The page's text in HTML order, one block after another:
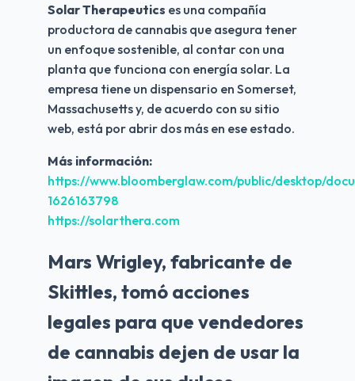
Solar Therapeutics es una compañía
productora de cannabis que asegura tener
un enfoque sostenible, al contar con una
planta que funciona con energía solar. La
empresa tiene un dispensario en Somerset,
Massachusetts y, de acuerdo con su sitio
web, está por abrir dos más en ese estado.
Más información:
https://www.bloomberglaw.com/public/desktop/
1626163798
https://solarthera.com
Mars Wrigley, fabricante de
Skittles, tomó acciones
legales para que vendedores
de cannabis dejen de usar la